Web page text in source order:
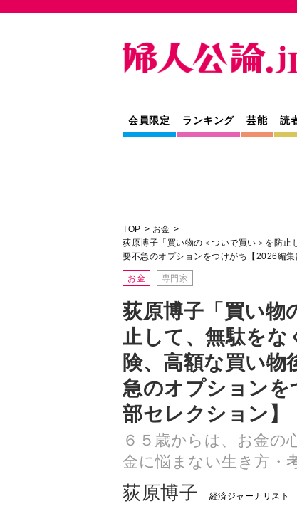
会員限定 ランキング 芸能 読
TOP
お金
荻原博子「買い物の＜ついで買い＞を防止
要不急のオプションをつけがち【2026編集
お金 専門家
荻原博子「買い物
止して、無駄をな
険、高額な買い物
急のオプション
部セレクション】
６５歳からは、お金の
金に悩まない生き方・
荻原博子 経済ジャーナリスト